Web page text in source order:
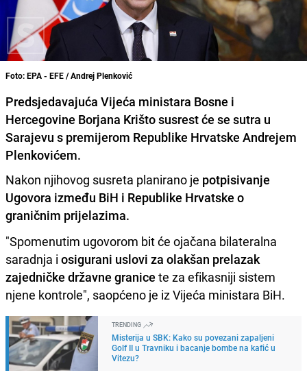
Foto: EPA - EFE / Andrej Plenković
Predsjedavajuća Vijeća ministara Bosne i
Hercegovine Borjana Krišto susrest će se sutra u
Sarajevu s premijerom Republike Hrvatske Andrejem
Plenkovićem.
Nakon njihovog susreta planirano je potpisivanje
Ugovora između BiH i Republike Hrvatske o
graničnim prijelazima.
"Spomenutim ugovorom bit će ojačana bilateralna
saradnja i osigurani uslovi za olakšan prelazak
zajedničke državne granice te za efikasniji sistem
njene kontrole", saopćeno je iz Vijeća ministara BiH.
TRENDING
Misterija u SBK: Kako su povezani zapaljeni
Golf II u Travniku i bacanje bombe na kafić u
Vitezu?